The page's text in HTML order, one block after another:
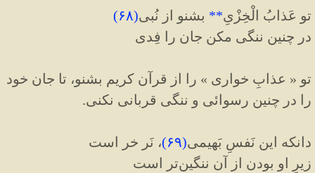
تو عَذابُ الْخِزْیِ** بشنو از نُبی(۶۸)
در چنین ننگی مکن جان را فِدی
تو « عذابِ خواری » را از قرآن کریم بشنو، تا جان خود
را در چنین رسوائی و ننگی قربانی نکنی.
دانکه این نَفسِ بَهیمی(۶۹)، نَر خر است
زیرِ او بودن از آن ننگین‌تر است